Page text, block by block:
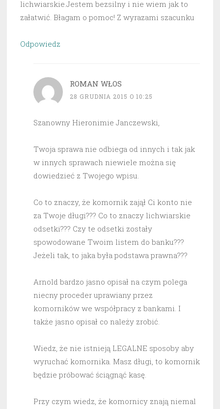
lichwiarskie.Jestem bezsilny i nie wiem jak to
załatwić. Błagam o pomoc! Z wyrazami szacunku
Odpowiedz
ROMAN WŁOS
28 GRUDNIA 2015 O 10:25
Szanowny Hieronimie Janczewski,
Twoja sprawa nie odbiega od innych i tak jak
w innych sprawach niewiele można się
dowiedzieć z Twojego wpisu.
Co to znaczy, że komornik zajął Ci konto nie
za Twoje długi??? Co to znaczy lichwiarskie
odsetki??? Czy te odsetki zostały
spowodowane Twoim listem do banku???
Jeżeli tak, to jaka była podstawa prawna???
Arnold bardzo jasno opisał na czym polega
niecny proceder uprawiany przez
komorników we współpracy z bankami. I
także jasno opisał co należy zrobić.
Wiedz, że nie istnieją LEGALNE sposoby aby
wyruchać komornika. Masz długi, to komornik
będzie próbować ściągnąć kasę.
Przy czym wiedz, że komornicy znają niemal